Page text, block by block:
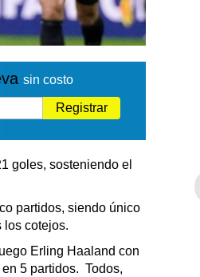
sin costo
Registrar
goles, sosteniendo el
partidos, siendo único
los cotejos.
Erling Haaland con
5 partidos. Todos,